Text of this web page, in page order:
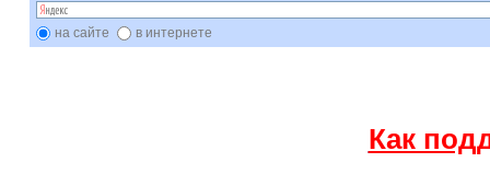
на сайте в интернете
Как